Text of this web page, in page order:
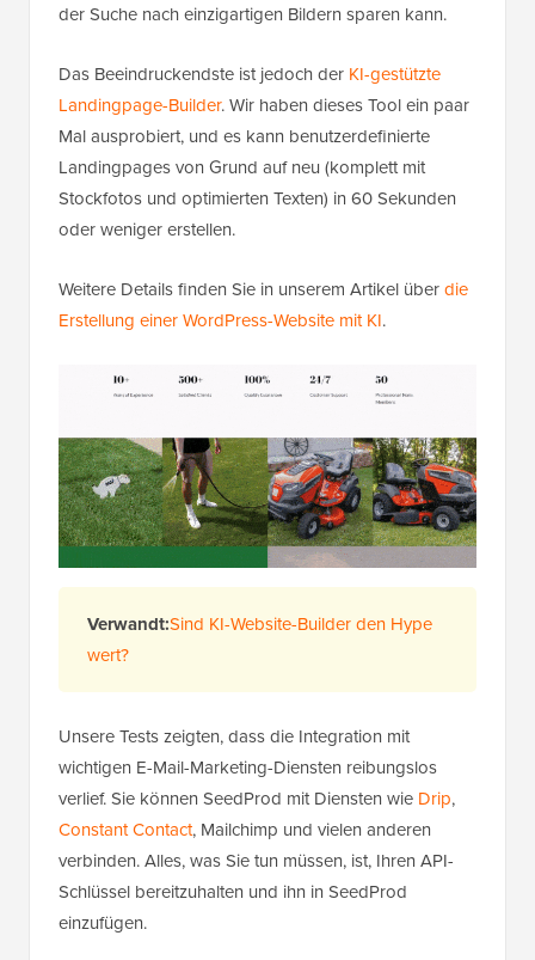
der Suche nach einzigartigen Bildern sparen kann.
Das Beeindruckendste ist jedoch der KI-gestützte
Landingpage-Builder. Wir haben dieses Tool ein paar
Mal ausprobiert, und es kann benutzerdefinierte
Landingpages von Grund auf neu (komplett mit
Stockfotos und optimierten Texten) in 60 Sekunden
oder weniger erstellen.
Weitere Details finden Sie in unserem Artikel überdie
Erstellung einer WordPress-Website mit KI.
Verwandt:Sind KI-Website-Builder den Hype
wert?
Unsere Tests zeigten, dass die Integration mit
wichtigen E-Mail-Marketing-Diensten reibungslos
verlief. Sie können SeedProd mit Diensten wie Drip,
Constant Contact, Mailchimp und vielen anderen
verbinden. Alles, was Sie tun müssen, ist, Ihren API-
Schlüssel bereitzuhalten und ihn in SeedProd
einzufügen.